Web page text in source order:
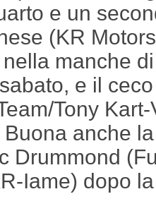
e un
(KR
manche
e il
Tony
anche
Drummond
Iame) dopo